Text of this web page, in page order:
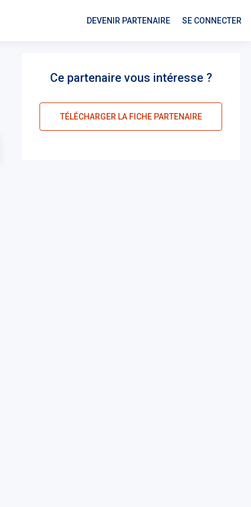
DEVENIR PARTENAIRE SE CONNECTER
Ce partenaire vous intéresse ?
TÉLÉCHARGER LA FICHE PARTENAIRE